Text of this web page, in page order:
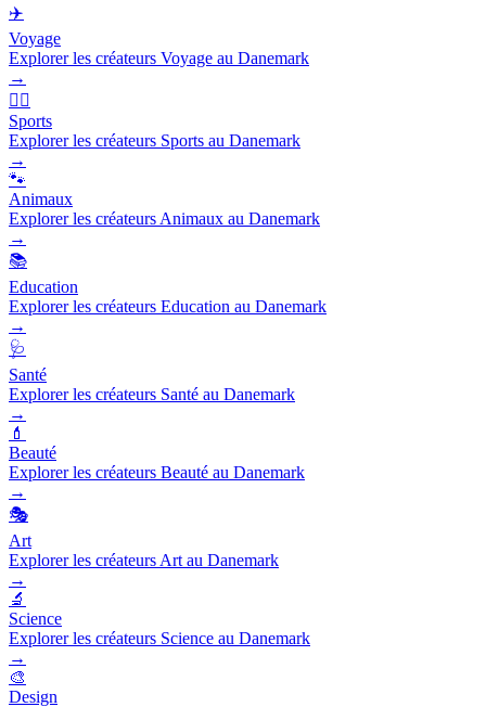
✈️
Voyage
Explorer les créateurs Voyage au Danemark
→
🏃‍♂️
Sports
Explorer les créateurs Sports au Danemark
→
🐾
Animaux
Explorer les créateurs Animaux au Danemark
→
📚
Education
Explorer les créateurs Education au Danemark
→
🩺
Santé
Explorer les créateurs Santé au Danemark
→
💄
Beauté
Explorer les créateurs Beauté au Danemark
→
🎭
Art
Explorer les créateurs Art au Danemark
→
🔬
Science
Explorer les créateurs Science au Danemark
→
🎨
Design